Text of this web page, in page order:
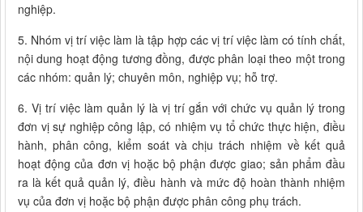
nghiệp.
5. Nhóm vị trí việc làm là tập hợp các vị trí việc làm có tính chất,
nội dung hoạt động tương đồng, được phân loại theo một trong
các nhóm: quản lý; chuyên môn, nghiệp vụ; hỗ trợ.
6. Vị trí việc làm quản lý là vị trí gắn với chức vụ quản lý trong
đơn vị sự nghiệp công lập, có nhiệm vụ tổ chức thực hiện, điều
hành, phân công, kiểm soát và chịu trách nhiệm về kết quả
hoạt động của đơn vị hoặc bộ phận được giao; sản phẩm đầu
ra là kết quả quản lý, điều hành và mức độ hoàn thành nhiệm
vụ của đơn vị hoặc bộ phận được phân công phụ trách.